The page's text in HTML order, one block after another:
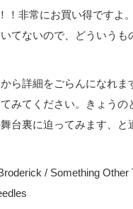
！非常にお買い得ですよ
てないので、どういう
ら詳細をごらんになれま
みてください。きょう
台裏に迫ってみます、
/ Something Other